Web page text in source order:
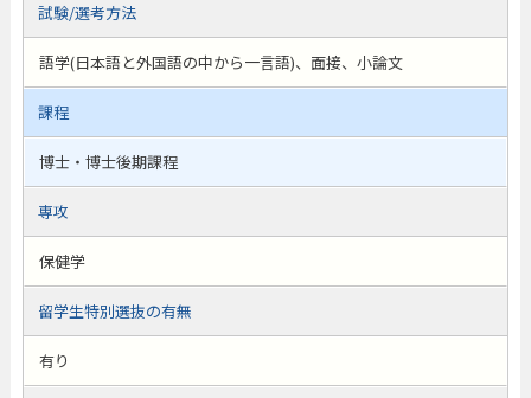
試験/選考方法
語学(日本語と外国語の中から一言語)、面接、小論文
課程
博士・博士後期課程
専攻
保健学
留学生特別選抜の有無
有り